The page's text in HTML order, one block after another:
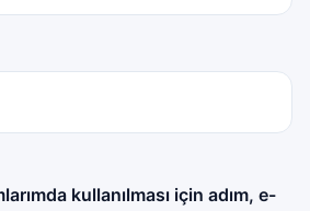
kullanılması için adım, e-